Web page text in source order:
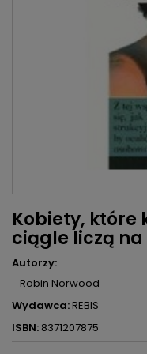
Kobiety, które
ciągle liczą na
Autorzy:
Robin Norwood
Wydawca:REBIS
ISBN: 8371207875